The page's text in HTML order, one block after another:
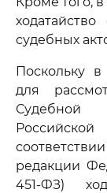
судебных
Поскольку
для
Судебной
редакции
451-ФЗ)